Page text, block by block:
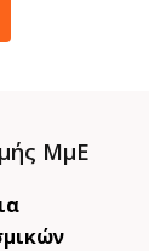
ΜμΕ